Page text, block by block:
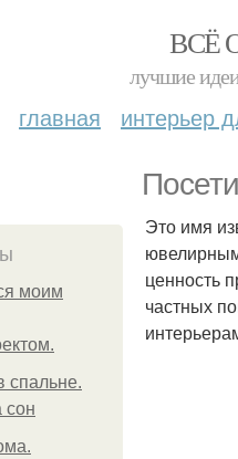
ВСЁ
лучшие
главная интерьер
моим
спальне.
сон
Это имя
ценность
частных